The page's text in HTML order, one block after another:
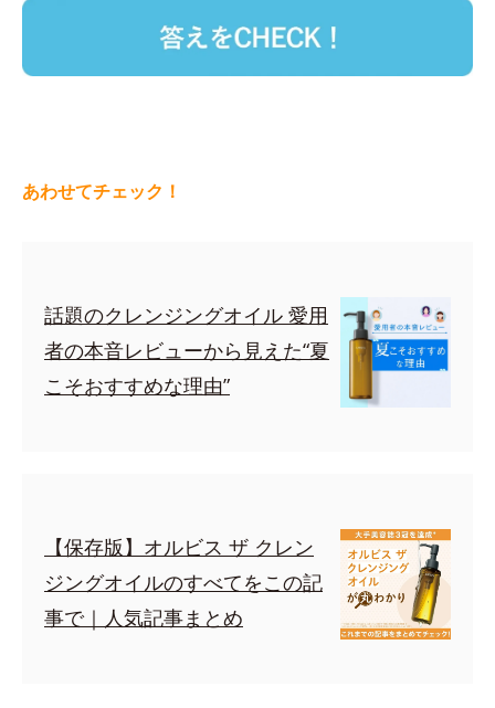
あわせてチェック！
話題のクレンジングオイル 愛用
者の本音レビューから見えた“夏
こそおすすめな理由”
【保存版】オルビス ザ クレン
ジングオイルのすべてをこの記
事で｜人気記事まとめ